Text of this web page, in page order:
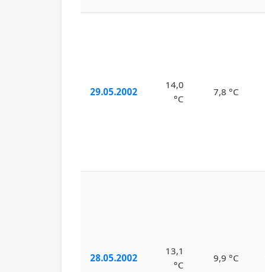
29.05.2002
14,0
°C
7,8 °C
28.05.2002
13,1
°C
9,9 °C